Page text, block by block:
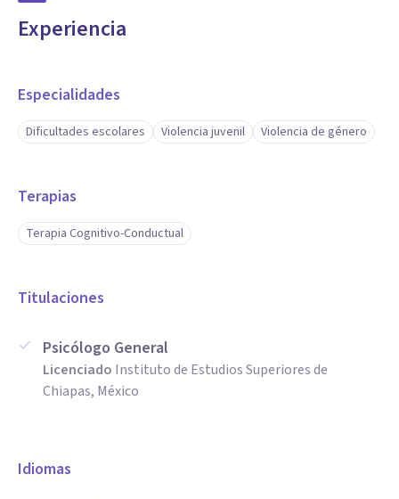
Experiencia
Especialidades
Dificultades escolares Violencia juvenil Violencia de género
Terapias
Terapia Cognitivo-Conductual
Titulaciones
Psicólogo General
Licenciado Instituto de Estudios Superiores de
Chiapas, México
Idiomas